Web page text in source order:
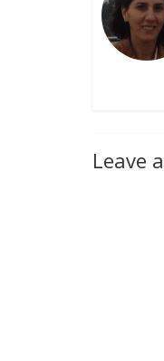
Leave